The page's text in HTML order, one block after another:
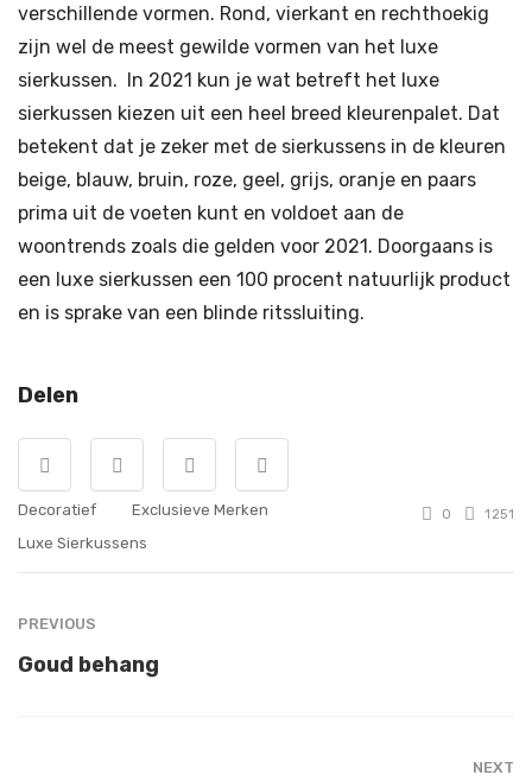
verschillende vormen. Rond, vierkant en rechthoekig
zijn wel de meest gewilde vormen van het luxe
sierkussen. In 2021 kun je wat betreft het luxe
sierkussen kiezen uit een heel breed kleurenpalet. Dat
betekent dat je zeker met de sierkussens in de kleuren
beige, blauw, bruin, roze, geel, grijs, oranje en paars
prima uit de voeten kunt en voldoet aan de
woontrends zoals die gelden voor 2021. Doorgaans is
een luxe sierkussen een 100 procent natuurlijk product
en is sprake van een blinde ritssluiting.
Delen
Decoratief
Exclusieve Merken
Luxe Sierkussens
0 1251
PREVIOUS
Goud behang
NEXT